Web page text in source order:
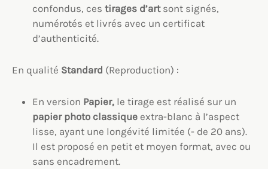
confondus, ces tirages d’artsont signés,
numérotés et livrés avec un certificat
d’authenticité.
En qualité Standard (Reproduction) :
En version Papier, le tirage est réalisé sur un
papier photo classique extra-blanc à l’aspect
lisse, ayant une longévité limitée (- de 20 ans).
Il est proposé en petit et moyen format, avec ou
sans encadrement.